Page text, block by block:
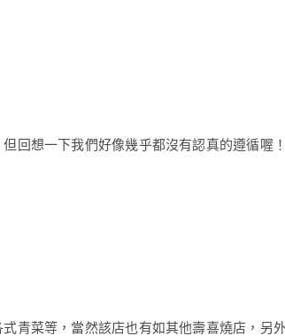
回想一下我們好像幾乎都沒有認真的遵循喔
青菜等，當然該店也有如其他壽喜燒店，另